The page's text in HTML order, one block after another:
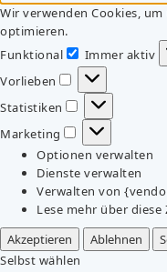
Wir verwenden Cookies,
optimieren.
Funktional
Funktional
Immer aktiv
Vorlieben
Vorlieben
Statistiken
Statistiken
Marketing
Marketing
Optionen verwalten
Dienste verwalten
Verwalten von
Lese mehr über diese
Akzeptieren
Ablehnen
Selbst wählen